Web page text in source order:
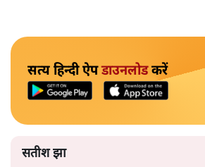
सत्य हिन्दी ऐपडाउनलोडकरें
सतीश झा